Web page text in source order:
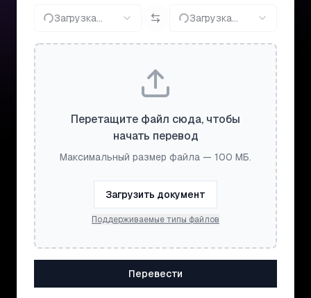
Загрузка... Загрузка...
Перетащите файл сюда, чтобы
начать перевод
Максимальный размер файла — 100 МБ.
Загрузить документ
Поддерживаемые типы файлов
Перевести